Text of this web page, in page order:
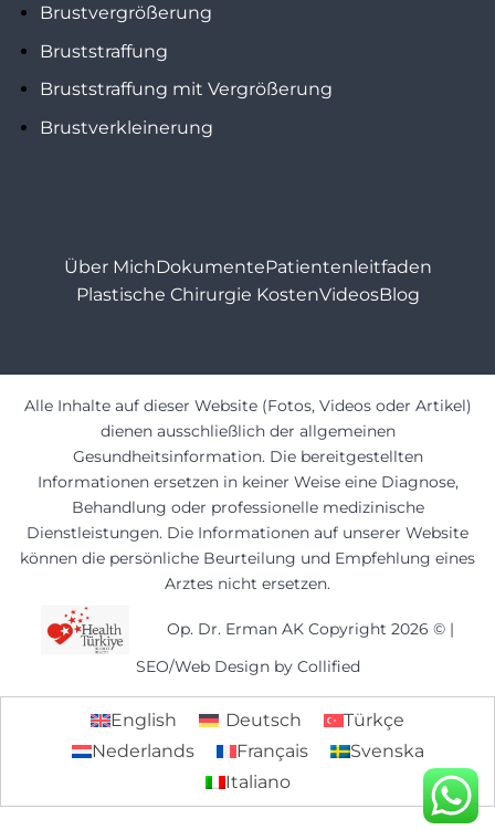
Brustvergrößerung
Bruststraffung
Bruststraffung mit Vergrößerung
Brustverkleinerung
Über MichDokumentePatientenleitfaden
Plastische Chirurgie KostenVideosBlog
Alle Inhalte auf dieser Website (Fotos, Videos oder Artikel)
dienen ausschließlich der allgemeinen
Gesundheitsinformation. Die bereitgestellten
Informationen ersetzen in keiner Weise eine Diagnose,
Behandlung oder professionelle medizinische
Dienstleistungen. Die Informationen auf unserer Website
können die persönliche Beurteilung und Empfehlung eines
Arztes nicht ersetzen.
Op. Dr. Erman AK Copyright 2026 © |
SEO/Web Design by Collified
English Deutsch
Türkçe
Nederlands
Français
Svenska
Italiano